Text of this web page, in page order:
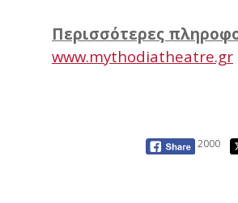
Περισσότερες
www.mythodiatheatre.gr
2000